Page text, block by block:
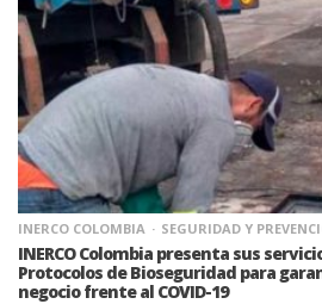
INERCO COLOMBIA SEGURIDAD Y
INERCO Colombia presenta sus
Protocolos de Bioseguridad para
negocio frente al COVID-19